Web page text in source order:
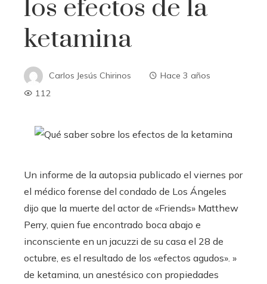
los efectos de la
ketamina
Carlos Jesús Chirinos
Hace 3 años
112
Un informe de la autopsia publicado el viernes por
el médico forense del condado de Los Ángeles
dijo que la muerte del actor de «Friends» Matthew
Perry, quien fue encontrado boca abajo e
inconsciente en un jacuzzi de su casa el 28 de
octubre, es el resultado de los «efectos agudos». »
de ketamina, un anestésico con propiedades